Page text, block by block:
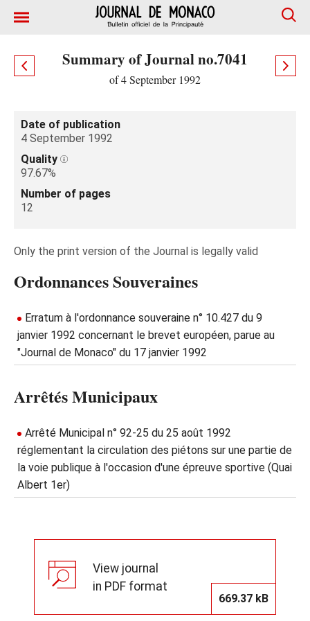
Summary of Journal no.7041
of 4 September 1992
Date of publication
4 September 1992
Quality
97.67%
Number of pages
12
Only the print version of the Journal is legally valid
Ordonnances Souveraines
Erratum à l'ordonnance souveraine n° 10.427 du 9
janvier 1992 concernant le brevet européen, parue au
"Journal de Monaco" du 17 janvier 1992
Arrêtés Municipaux
Arrêté Municipal n° 92-25 du 25 août 1992
réglementant la circulation des piétons sur une partie de
la voie publique à l'occasion d'une épreuve sportive (Quai
Albert 1er)
View journal
in PDF format
669.37 kB